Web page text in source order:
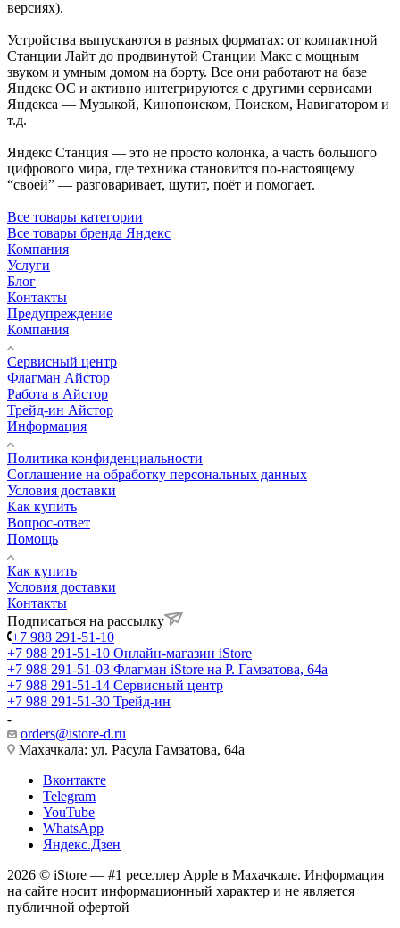
версиях).
Устройства выпускаются в разных форматах: от компактной
Станции Лайт до продвинутой Станции Макс с мощным
звуком и умным домом на борту. Все они работают на базе
Яндекс ОС и активно интегрируются с другими сервисами
Яндекса — Музыкой, Кинопоиском, Поиском, Навигатором и
т.д.
Яндекс Станция — это не просто колонка, а часть большого
цифрового мира, где техника становится по-настоящему
“своей” — разговаривает, шутит, поёт и помогает.
Все товары категории
Все товары бренда Яндекс
Компания
Услуги
Блог
Контакты
Предупреждение
Компания
Сервисный центр
Флагман Айстор
Работа в Айстор
Трейд-ин Айстор
Информация
Политика конфиденциальности
Соглашение на обработку персональных данных
Условия доставки
Как купить
Вопрос-ответ
Помощь
Как купить
Условия доставки
Контакты
Подписаться на рассылку
+7 988 291-51-10
+7 988 291-51-10 Онлайн-магазин iStore
+7 988 291-51-03 Флагман iStore на Р. Гамзатова, 64а
+7 988 291-51-14 Сервисный центр
+7 988 291-51-30 Трейд-ин
orders@istore-d.ru
Махачкала: ул. Расула Гамзатова, 64а
Вконтакте
Telegram
YouTube
WhatsApp
Яндекс.Дзен
2026 © iStore — #1 реселлер Apple в Махачкале. Информация
на сайте носит информационный характер и не является
публичной офертой